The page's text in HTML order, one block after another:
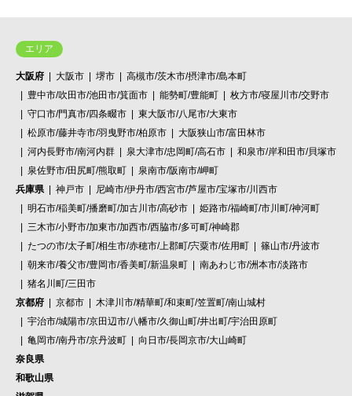
エリア
大阪府 大阪市 堺市
高槻市/茨木市/摂津市/島本町
豊中市/吹田市/池田市/箕面市
能勢町/豊能町
枚方市/寝屋川市/交野市
守口市/門真市/四条畷市
東大阪市/八尾市/大東市
松原市/藤井寺市/羽曳野市/柏原市
大阪狭山市/富田林市
河内長野市/南河内群
泉大津市/忠岡町/高石市
和泉市/岸和田市/貝塚市
泉佐野市/田尻町/熊取町
泉南市/阪南市/岬町
兵庫県
神戸市
尼崎市/伊丹市/西宮市/芦屋市/宝塚市/川西市
明石市/稲美町/播磨町/加古川市/高砂市
姫路市/福崎町/市川町/神河町
三木市/小野市/加東市/加西市/西脇市/多可町/神崎郡
たつの市/太子町/相生市/赤穂市/上郡町/宍粟市/佐用町
篠山市/丹波市
朝来市/養父市/豊岡市/香美町/新温泉町
南あわじ市/洲本市/淡路市
猪名川町/三田市
京都府
京都市
木津川市/精華町/和束町/笠置町/南山城村
宇治市/城陽市/京田辺市/八幡市/久御山町/井出町/宇治田原町
亀岡市/南丹市/京丹波町
向日市/長岡京市/大山崎町
奈良県
和歌山県